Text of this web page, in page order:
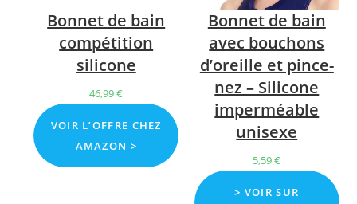
Bonnet de bain
compétition
silicone
46,99€
VOIR L’OFFRE CHEZ
AMAZON >
Bonnet de bain
avec bouchons
d’oreille et pince-
nez – Silicone
imperméable
unisexe
5,59€
> VOIR SUR